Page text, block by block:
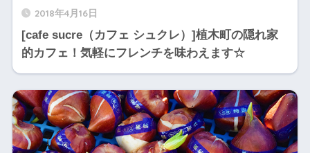
2018年4月16日
[cafe sucre（カフェ シュクレ）]植木町の隠れ家
的カフェ！気軽にフレンチを味わえます☆